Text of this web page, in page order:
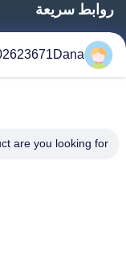
روابط سريعة
المنزل
المنتجات
جولة في المعمل
are you looking for?